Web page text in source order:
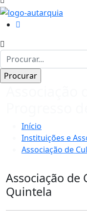
Início
Instituições e
Associação de
Associação de
Quintela